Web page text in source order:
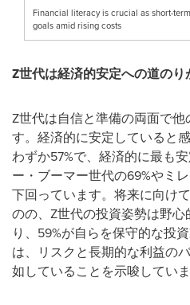
Financial literacy is crucial as short-
goals amid rising costs
Z世代は経済的安定への道のり
Z世代は自信と準備の両面で
す。経済的に安定していると
わずか57%で、経済的に最も
ー・ブーマー世代の69%やミ
下回っています。将来に向け
のの、Z世代の投資姿勢は野
り、59%が自らを保守的な投
は、リスクと長期的な利益の
如していることを示唆していま